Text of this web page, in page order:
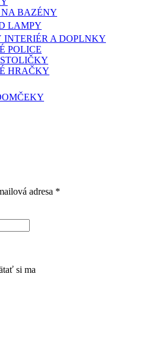
BAZÉNY
LAMPY
INTERIÉR A DOPLNKY
POLICE
HRAČKY
adresa *
si ma